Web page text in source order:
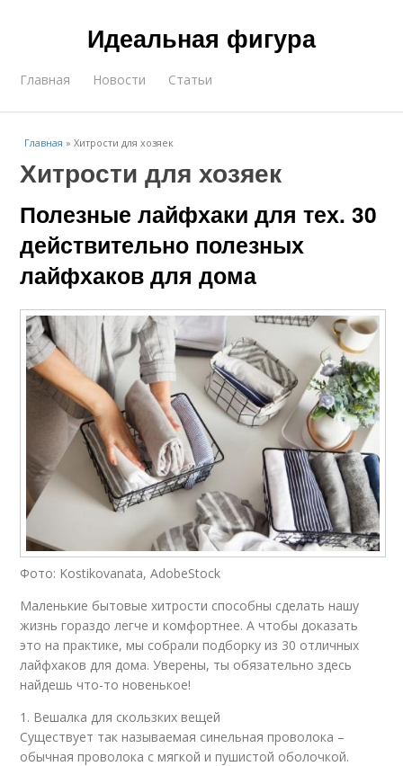
Идеальная фигура
Главная Новости Статьи
Главная »Хитрости для хозяек
Хитрости для хозяек
Полезные лайфхаки для тех. 30
действительно полезных
лайфхаков для дома
Фото: Kostikovanata, AdobeStock
Маленькие бытовые хитрости способны сделать нашу
жизнь гораздо легче и комфортнее. А чтобы доказать
это на практике, мы собрали подборку из 30 отличных
лайфхаков для дома. Уверены, ты обязательно здесь
найдешь что-то новенькое!
1. Вешалка для скользких вещей
Существует так называемая синельная проволока –
обычная проволока с мягкой и пушистой оболочкой.